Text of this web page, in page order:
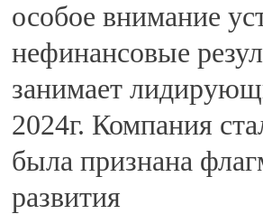
особое внимание
нефинансовые
занимает
2024г. Компания
была признана
развития